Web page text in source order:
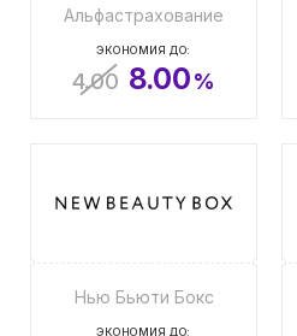
Альфастрахование
ЭКОНОМИЯ ДО:
4.00 8.00%
Нью Бьюти Бокс
ЭКОНОМИЯ ДО: